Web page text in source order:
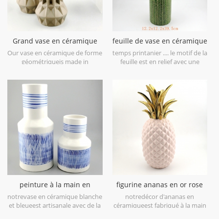
Grand vase en céramique
géométrique brun lot de 3
Our vase en céramique de forme
géométriqueis made in
material in geometric shapes,it is
hand-crafted with three sizes
assorted,very nice fit with your
modern furniture.
feuille de vase en céramique
vert citron patten
temps printanier .... le motif de la
feuille est en relief avec une
première vue. il est fait en grès
en porcelaine, obtenez plus
d'humeur de printemps essayez
cecivase en céramique vert lime.
peinture à la main en
céramique blanc et bleu
vase de table
notrevase en céramique blanche
et bleueest artisanale avec de la
figurine ananas en or rose
galvanoplastie déco maison
notredécor d'ananas en
céramiqueest fabriqué à la main